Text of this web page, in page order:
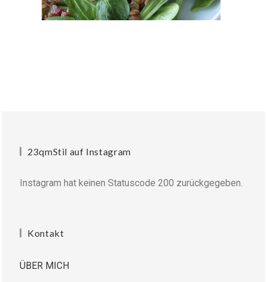
23qmStil auf Instagram
Instagram hat keinen Statuscode 200 zurückgegeben.
Kontakt
ÜBER MICH